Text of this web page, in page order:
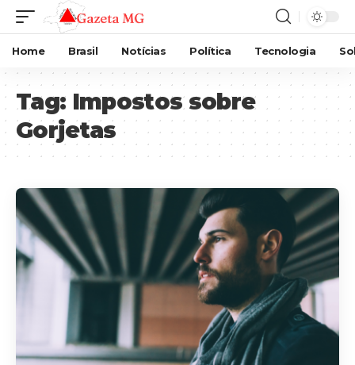
Home Brasil Notícias Política Tecnologia
Tag: Impostos sobre
Gorjetas